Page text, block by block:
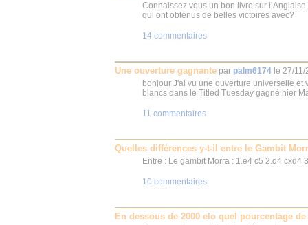
Connaissez vous un bon livre sur
qui ont obtenus de belles victoires avec?
14 commentaires
Une ouverture gagnante par palm6174 le 27/11/
bonjour J'ai vu une ouverture universelle et
blancs dans le Titled Tuesday gagné hier
11 commentaires
Quelles différences y-t-il entre le Gambit
Entre : Le gambit Morra : 1.e4 c5 2.d4 cxd4
10 commentaires
En dessous de 2000 elo quel pourcentage